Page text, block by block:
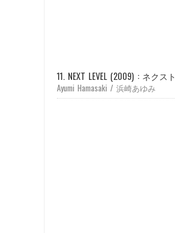
11. NEXT LEVEL (2009) : ネクス
Ayumi Hamasaki / 浜崎あゆみ